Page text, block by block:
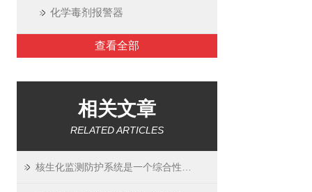
化学毒剂报警器
查看全部
相关文章
RELATED ARTICLES